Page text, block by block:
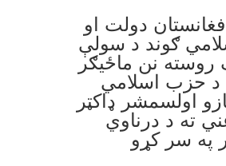
دولت او
ګوند د سولې
روسته نن ماځيګر
د حزب اسلامي
اولسمشر ډاکټر
ته د درناوي